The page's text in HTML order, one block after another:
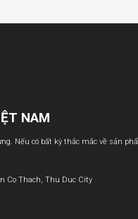
NAM
Nếu có bất kỳ thắc mắc về sản
Co Thach, Thu Duc City